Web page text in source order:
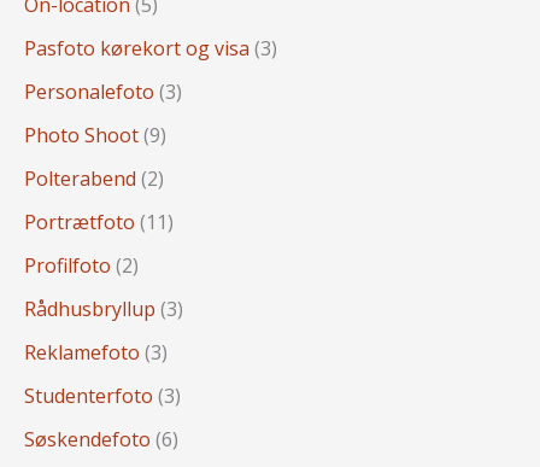
Pasfoto kørekort og visa (3)
Personalefoto (3)
Photo Shoot(9)
Polterabend (2)
Portrætfoto (11)
Profilfoto (2)
Rådhusbryllup (3)
Reklamefoto (3)
Studenterfoto (3)
Søskendefoto (6)